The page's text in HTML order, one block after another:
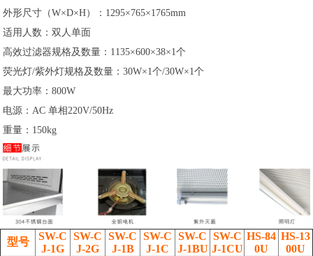
外形尺寸（W×D×H）：1295×765×1765mm
适用人数：双人单面
高效过滤器规格及数量：1135×600×38×1个
荧光灯/紫外灯规格及数量：30W×1个/30W×1个
最大功率：800W
电源：AC 单相220V/50Hz
重量：150kg
型号
SW-C
J-1G
SW-C
J-2G
SW-C
J-1B
SW-C
J-1C
SW-C
J-1BU
SW-C
J-1CU
HS-84
0U
HS-13
00U